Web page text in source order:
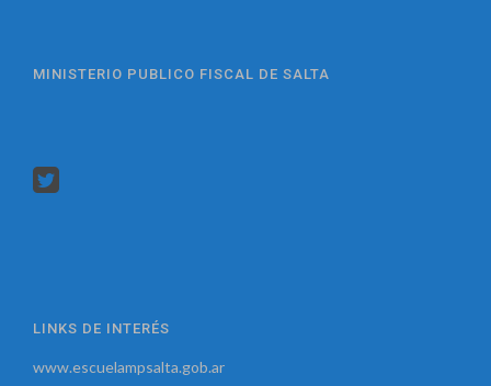
MINISTERIO PUBLICO FISCAL DE SALTA
LINKS DE INTERÉS
www.escuelampsalta.gob.ar